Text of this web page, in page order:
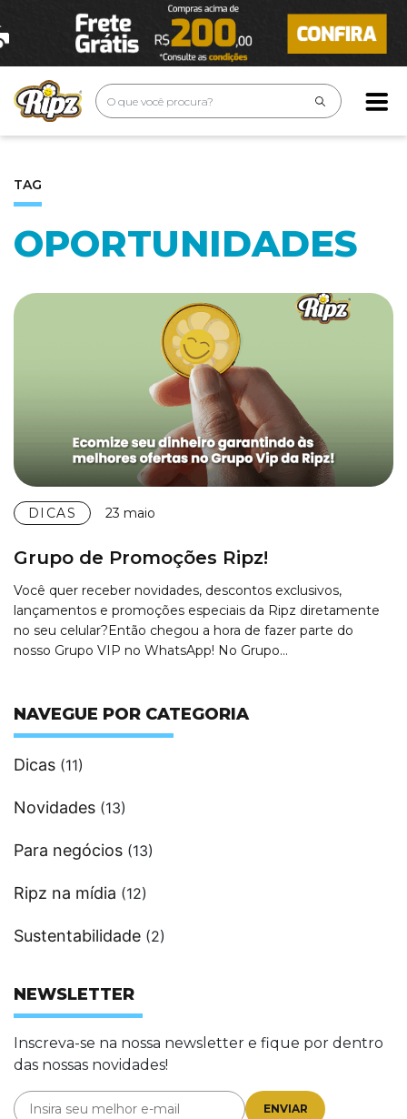
TAG
OPORTUNIDADES
DICAS 23 maio
Grupo de Promoções Ripz!
Você quer receber novidades, descontos exclusivos,
lançamentos e promoções especiais da Ripz diretamente
no seu celular?Então chegou a hora de fazer parte do
nosso Grupo VIP no WhatsApp! No Grupo…
NAVEGUE POR CATEGORIA
Dicas (11)
Novidades (13)
Para negócios (13)
Ripz na mídia (12)
Sustentabilidade (2)
NEWSLETTER
Inscreva-se na nossa newsletter e fique por dentro
das nossas novidades!